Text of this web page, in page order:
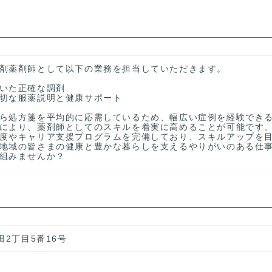
薬剤師として以下の業務を担当していただきます。
た正確な調剤
な服薬説明と健康サポート
処方箋を平均的に応需しているため、幅広い症例を経験でき
より、薬剤師としてのスキルを着実に高めることが可能です。
やキャリア支援プログラムを完備しており、スキルアップを
域の皆さまの健康と豊かな暮らしを支えるやりがいのある仕事
みませんか？
2丁目5番16号